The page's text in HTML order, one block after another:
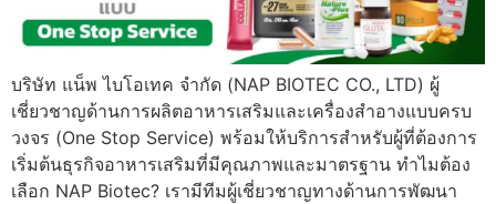
บริษัท แน็พ ไบโอเทค จำกัด (NAP BIOTEC CO., LTD) ผู้
เชี่ยวชาญด้านการผลิตอาหารเสริมและเครื่องสำอางแบบครบ
วงจร (One Stop Service) พร้อมให้บริการสำหรับผู้ที่ต้องการ
เริ่มต้นธุรกิจอาหารเสริมที่มีคุณภาพและมาตรฐาน ทำไมต้อง
เลือก NAP Biotec? เรามีทีมผู้เชี่ยวชาญทางด้านการพัฒนา